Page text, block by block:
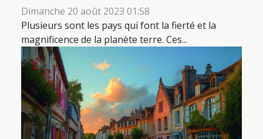
Dimanche 20 août 2023 01:58
Plusieurs sont les pays qui font la fierté et la
magnificence de la planète terre. Ces...